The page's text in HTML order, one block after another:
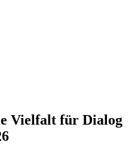
Vielfalt für Dialog